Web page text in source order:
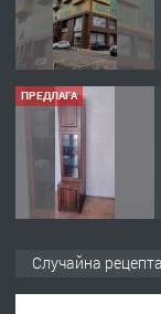
ПРЕДЛАГА
Случайна рецепта